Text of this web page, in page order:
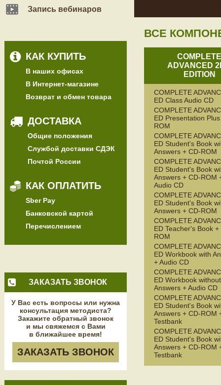
Запись вебинаров
КАК КУПИТЬ
В наших офисах
В Интернет-магазине
Возврат и обмен товара
ДОСТАВКА
Общие положения
Службой доставки СДЭК
Почтой России
КАК ОПЛАТИТЬ
Sber Pay
Банковской картой
Перечислением
ЗАКАЗАТЬ ЗВОНОК
У Вас есть вопросы или нужна
консультация методиста?
Закажите обратный звонок
и мы свяжемся с Вами
в ближайшее время!
ЗАКАЗАТЬ ЗВОНОК
ВСЕ
ADVANCED
EDITION
COMPLETE
ED Class Audio CD
COMPLETE
ED Presentation
ROM
COMPLETE
ED Student's Book
Answers + CD-ROM
COMPLETE
ED Student's Book
Answers + CD-ROM
Audio CD
COMPLETE
ED Student's Book
Answers + CD-ROM
COMPLETE
ED Teacher's Book +
ROM
COMPLETE
ED Workbook with
+ Audio CD
COMPLETE
ED Workbook without
Answers + Audio CD
COMPLETE
ED Student's Book
Answers + CD-ROM
Testbank
COMPLETE
ED Student's Book
Answers + CD-ROM
Testbank